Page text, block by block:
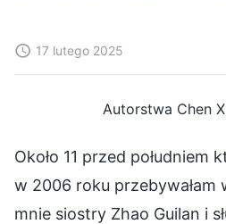
17 lutego 2025
Autorstwa Chen
Około 11 przed południem
w 2006 roku przebywałam
mnie siostry Zhao Guilan i